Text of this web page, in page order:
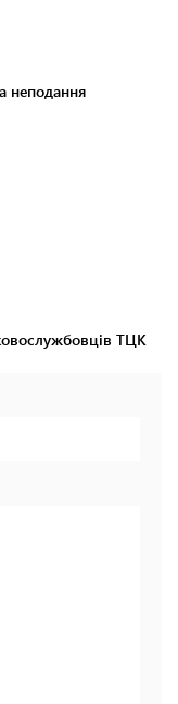
неподання
ТЦК